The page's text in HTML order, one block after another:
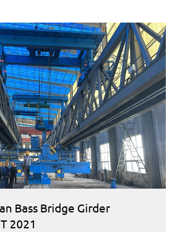
Bass Bridge Girder
2021